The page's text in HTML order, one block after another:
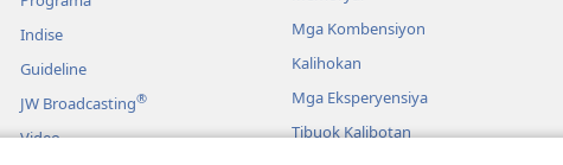
Indise
Guideline
JW Broadcasting®
Video
Mga Kombensiyon
Kalihokan
Mga Eksperyensiya
Tibuok Kalibotan